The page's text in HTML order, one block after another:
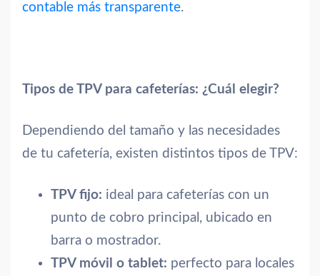
contable más transparente.
Tipos de TPV para cafeterías: ¿Cuál elegir?
Dependiendo del tamaño y las necesidades
de tu cafetería, existen distintos tipos de TPV:
TPV fijo: ideal para cafeterías con un
punto de cobro principal, ubicado en
barra o mostrador.
TPV móvil o tablet: perfecto para locales